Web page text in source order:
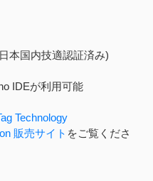
本国内技適認証済み)
IDEが利用可能
Technology
販売サイト をご覧くださ